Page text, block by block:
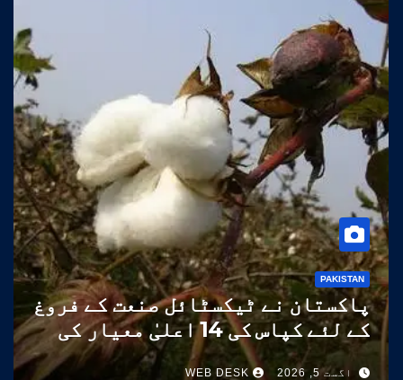
PAKISTAN
پاکستان نے ٹیکسٹائل صنعت کے فروغ
کے لئے کپاس کی 14 اعلیٰ معیار کی
اقسام تیار کر لیں
اگست 5, 2026 WEB DESK